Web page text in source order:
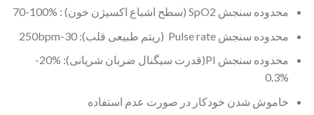
محدوده سنجش SpO2 (سطح اشباع اکسیژن خون) : %100-70
محدوده سنجش Pulse rate (ریتم طبیعی قلب): 30-250bpm
محدوده سنجش PI(قدرت سیگنال ضربان شریانی): %20-
%0.3
خاموش شدن خودکار در صورت عدم استفاده